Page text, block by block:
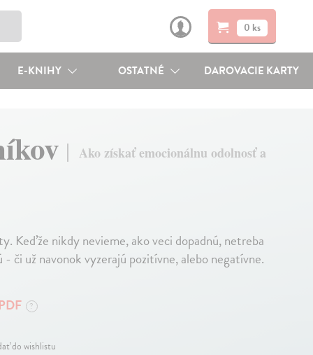
0 ks
E-KNIHY OSTATNÉ DAROVACIE KARTY
Ako získať emocionálnu odolnosť a
Keďže nikdy nevieme, ako veci dopadnú, netreba
či už navonok vyzerajú pozitívne, alebo negatívne.
?
do wishlistu